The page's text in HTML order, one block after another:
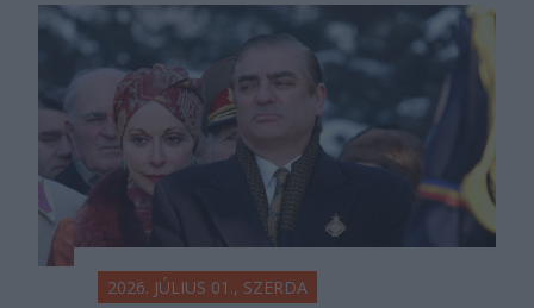
2026. JÚLIUS 01., SZERDA